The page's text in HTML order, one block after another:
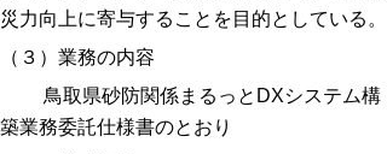
災力向上に寄与することを目的としている。
（３）業務の内容
鳥取県砂防関係まるっとDXシステム構
築業務委託仕様書のとおり